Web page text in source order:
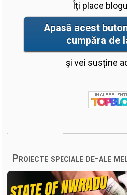
Îți place
Apasă acest
cumpăra de
și vei susține
Proiecte speciale de-ale